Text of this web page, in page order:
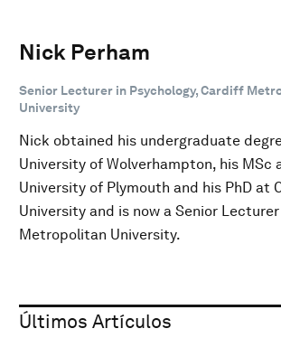
Nick Perham
Senior Lecturer in Psychology, Cardiff
University
Nick obtained his undergraduate
University of Wolverhampton, his MSc
University of Plymouth and his PhD at
University and is now a Senior
Metropolitan University.
Últimos Artículos